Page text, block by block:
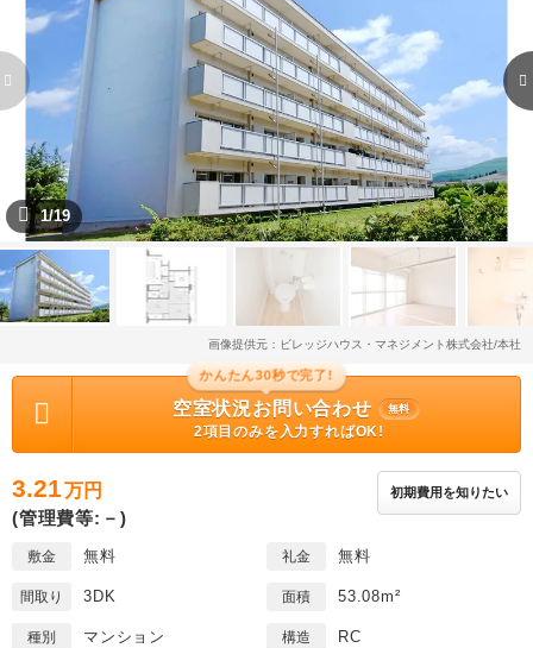
1/19
画像提供元：ビレッジハウス・マネジメント株式会社/本社
かんたん30秒で完了!
空室状況お問い合わせ 無料
2項目のみを入力すればOK!
3.21万円
(管理費等:－)
初期費用を知りたい
敷金 無料 礼金 無料
間取り 3DK 面積 53.08m²
種別 マンション 構造 RC